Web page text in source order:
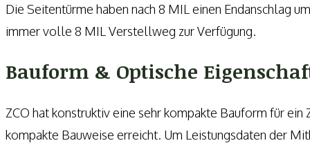
Die Seitentürme haben nach 8 MIL einen Endanschlag
immer volle 8 MIL Verstellweg zur Verfügung.
Bauform & Optische
ZCO hat konstruktiv eine sehr kompakte Bauform für
kompakte Bauweise erreicht. Um Leistungsdaten der